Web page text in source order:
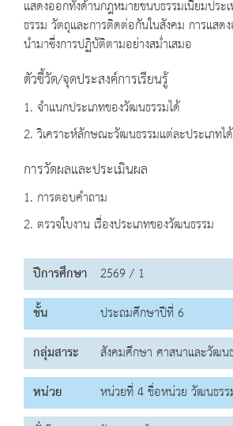
แสดงออกทั้งด้านกฎหมายขนบธรรมเนียมปร
ธรรม วัตถุและการติดต่อกันในสังคม การแสด
นำมาซึ่งการปฏิบัติตามอย่างสม่ำเสมอ
ตัวชี้วัด/จุดประสงค์การเรียนรู้
1. จำแนกประเภทของวัฒนธรรมได้
2. วิเคราะห์ลักษณะวัฒนธรรมแต่ละประเภทได้
การวัดผลและประเมินผล
1. การตอบคำถาม
2. ตรวจใบงาน เรื่องประเภทของวัฒนธรรม
ปีการศึกษา 2569 / 1
ชั้น
ประถมศึกษาปีที่ 6
กลุ่มสาระ
สังคมศึกษา ศาสนาและวัฒน
หน่วย
หน่วยที่ 4 ชื่อหน่วย วัฒนธรร